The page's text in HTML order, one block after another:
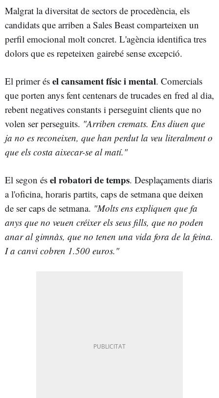
Malgrat la diversitat de sectors de procedència, els
candidats que arriben a Sales Beast comparteixen un
perfil emocional molt concret. L'agència identifica tres
dolors que es repeteixen gairebé sense excepció.
El primer és el cansament físic i mental. Comercials
que porten anys fent centenars de trucades en fred al dia,
rebent negatives constants i perseguint clients que no
volen ser perseguits. "Arriben cremats. Ens diuen que
ja no es reconeixen, que han perdut la veu literalment o
que els costa aixecar-se al matí."
El segon és el robatori de temps. Desplaçaments diaris
a l'oficina, horaris partits, caps de setmana que deixen
de ser caps de setmana. "Molts ens expliquen que fa
anys que no veuen créixer els seus fills, que no poden
anar al gimnàs, que no tenen una vida fora de la feina.
I a canvi cobren 1.500 euros."